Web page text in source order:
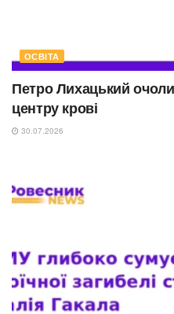
ОСВІТА
Петро Лихацький
центру крові
30.07.2026